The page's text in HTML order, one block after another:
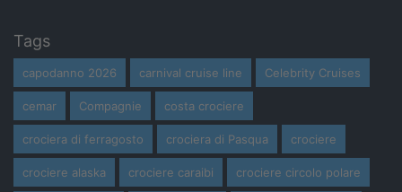
Tags
capodanno 2026 carnival cruise line Celebrity Cruises
cemar Compagnie costa crociere
crociera di ferragosto crociera di Pasqua crociere
crociere alaska crociere caraibi crociere circolo polare